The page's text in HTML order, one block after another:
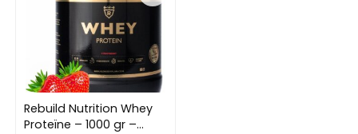
Rebuild Nutrition Whey
Proteïne – 1000 gr –